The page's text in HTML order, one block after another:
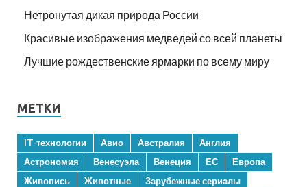
Нетронутая дикая природа России
Красивые изображения медведей со всей планеты
Лучшие рождественские ярмарки по всему миру
МЕТКИ
IT-технологии Авио Австралия
Англия
Астрономия
Венесуэла Венеция ЕС
Европа
Живопись
Животные
Зарубежные сериалы